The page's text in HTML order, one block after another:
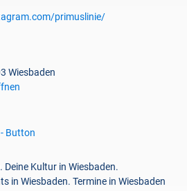
primuslinie/
Wiesbaden
Deine Kultur in Wiesbaden.
in Wiesbaden. Termine in Wiesbaden